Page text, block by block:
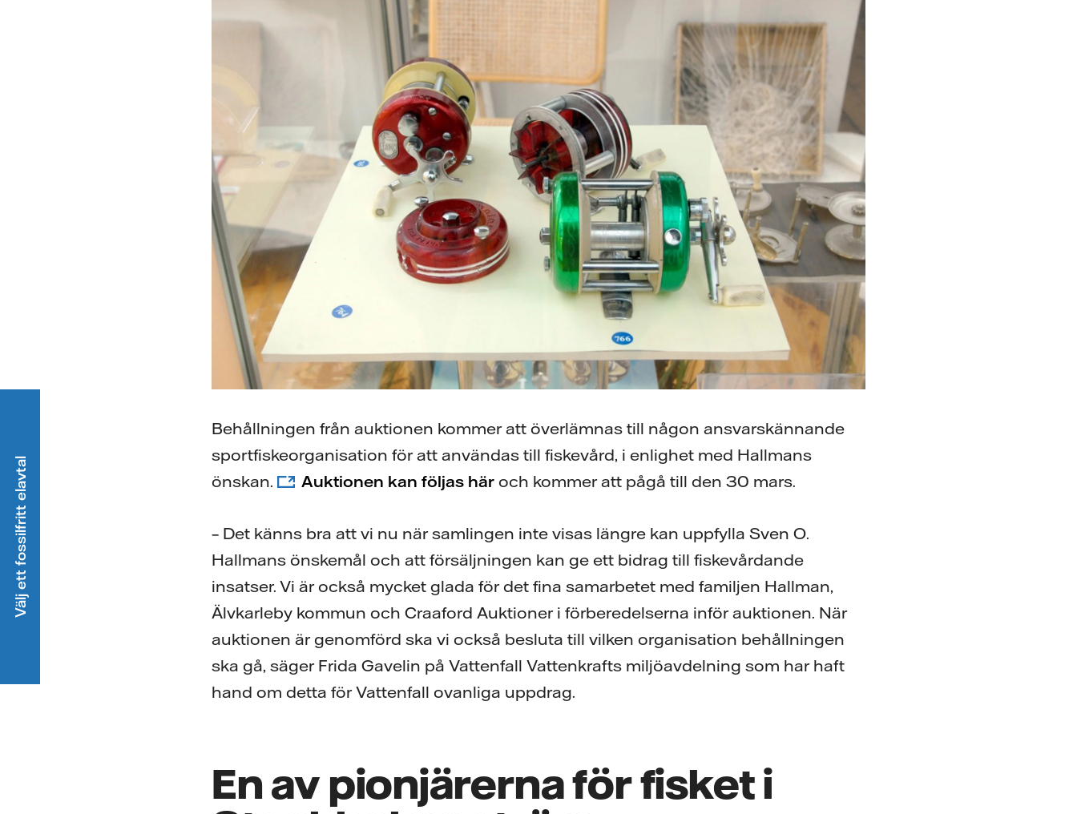
Behållningen från auktionen kommer att överlämnas till någon ansvarskännande
sportfiskeorganisation för att användas till fiskevård, i enlighet med Hallmans
önskan.
Auktionen kan följas här och kommer att pågå till den 30 mars.
– Det känns bra att vi nu när samlingen inte visas längre kan uppfylla Sven O.
Hallmans önskemål och att försäljningen kan ge ett bidrag till fiskevårdande
insatser. Vi är också mycket glada för det fina samarbetet med familjen Hallman,
Älvkarleby kommun och Craaford Auktioner i förberedelserna inför auktionen. När
auktionen är genomförd ska vi också besluta till vilken organisation behållningen
ska gå, säger Frida Gavelin på Vattenfall Vattenkrafts miljöavdelning som har haft
hand om detta för Vattenfall ovanliga uppdrag.
En av pionjärerna för fisket i
Välj ett fossilfritt elavtal